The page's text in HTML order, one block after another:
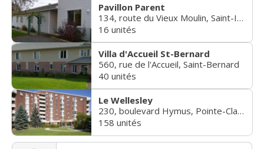
Pavillon Parent
134, route du Vieux Moulin, Saint-Isidore
16 unités
Villa d'Accueil St-Bernard
560, rue de l'Accueil, Saint-Bernard
40 unités
Le Wellesley
230, boulevard Hymus, Pointe-Claire
158 unités